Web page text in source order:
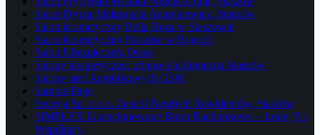
Salon Fryzur Małgorzata Adamkiewicz, Staszów
Salon kosmetyczny Bella Rosa w Staszowie
Salon kosmetyczny Paradise w Bogorii
Salon Ubezpieczeń, Osiek
Salony kosmetyczne, odnowa biologiczna Staszów
Salony sieci komórkowych GSM
Sample Page
Secesja Sp. z o.o. Zespół Biegłych Rewidentów, Staszów
SIMPLEX Licencjonowane Biuro Rachunkowe – Łodej P. i
Wspólnicy